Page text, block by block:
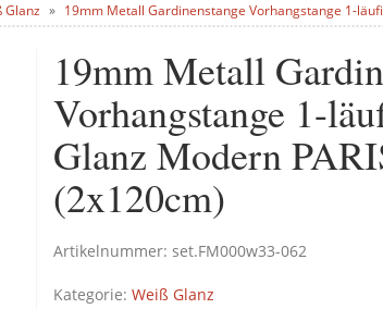
Glanz 19mm Metall Gardinenstange Vorhangstange 1-
19mm Metall
Vorhangstange 1-
Glanz Modern
(2x120cm)
Artikelnummer: set.FM000w33-062
Kategorie: Weiß Glanz